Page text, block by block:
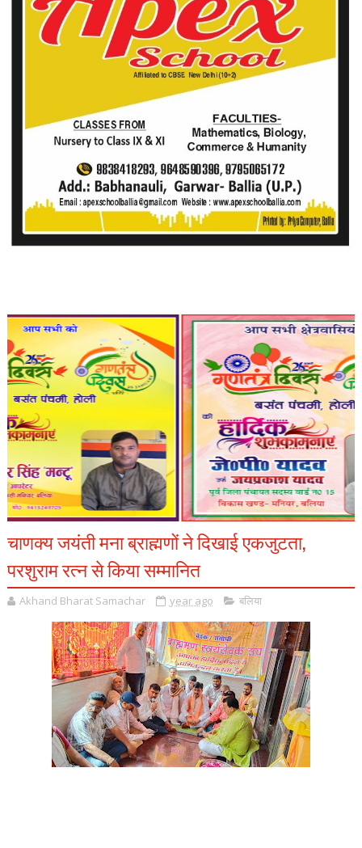
चाणक्य जयंती मना ब्राह्मणों ने दिखाई एकजुटता,
परशुराम रत्न से किया सम्मानित
Akhand Bharat Samachar year ago बलिया